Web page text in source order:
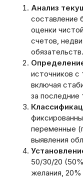
Анализ
составление
оценки
счетов‚
обязательств.
источников с
включая
за последние
переменные
выявления
50/30/20
желания‚